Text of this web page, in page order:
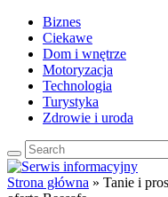
Biznes
Ciekawe
Dom i wnętrze
Motoryzacja
Technologia
Turystyka
Zdrowie i uroda
Strona główna » Tanie i